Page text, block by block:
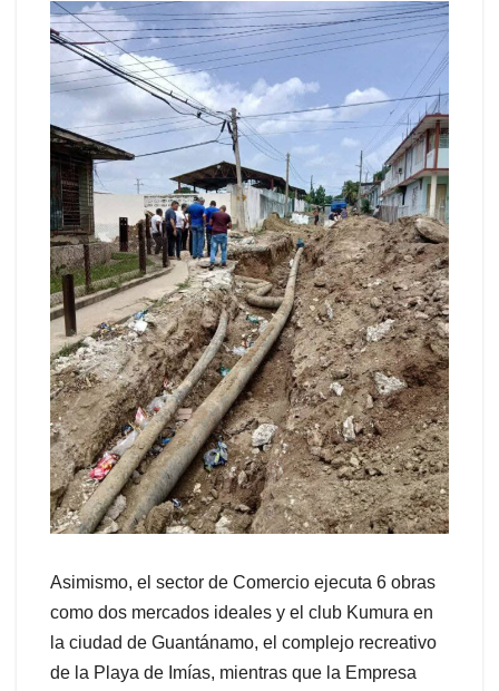
Asimismo, el sector de Comercio ejecuta 6 obras
como dos mercados ideales y el club Kumura en
la ciudad de Guantánamo, el complejo recreativo
de la Playa de Imías, mientras que la Empresa